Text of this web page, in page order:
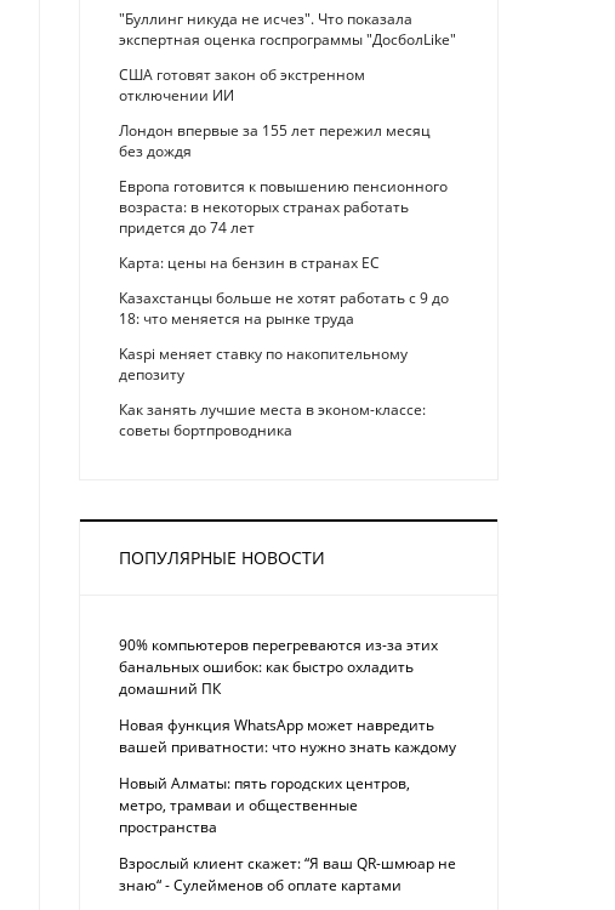
"Буллинг никуда не исчез". Что показала
экспертная оценка госпрограммы "ДосболLike"
США готовят закон об экстренном
отключении ИИ
Лондон впервые за 155 лет пережил месяц
без дождя
Европа готовится к повышению пенсионного
возраста: в некоторых странах работать
придется до 74 лет
Карта: цены на бензин в странах ЕС
Казахстанцы больше не хотят работать с 9 до
18: что меняется на рынке труда
Kaspi меняет ставку по накопительному
депозиту
Как занять лучшие места в эконом-классе:
советы бортпроводника
ПОПУЛЯРНЫЕ НОВОСТИ
90% компьютеров перегреваются из-за этих
банальных ошибок: как быстро охладить
домашний ПК
Новая функция WhatsApp может навредить
вашей приватности: что нужно знать каждому
Новый Алматы: пять городских центров,
метро, трамваи и общественные
пространства
Взрослый клиент скажет: “Я ваш QR-шмюар не
знаю“ - Сулейменов об оплате картами